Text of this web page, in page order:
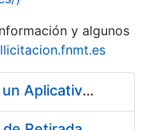
y algunos
Servicio de Desarrollo de un Aplicativo para la Generación de Claves